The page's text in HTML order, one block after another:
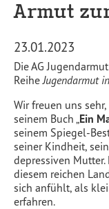
Armut
23.01.2023
Die AG
ReiheJugendarmut
Wir freuen uns
seinem Buch „Ein
seinem Spiegel-
seiner Kindheit,
depressiven
diesem reichen
sich anfühlt, als
erfahren.